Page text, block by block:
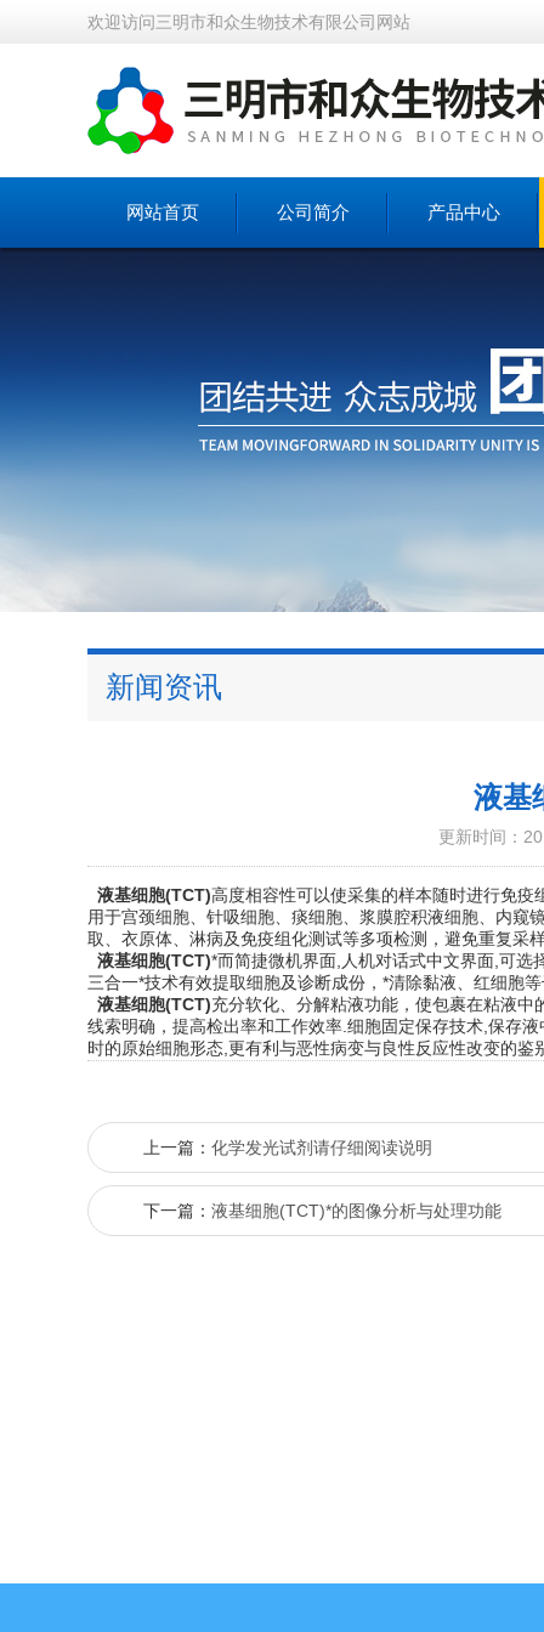
欢迎访问三明市和众生物技术有限公司网站
网站首页 公司简介 产品中心
新闻资讯
液基
更新时间：
液基细胞(TCT)高度相容性可以使采集的样本随时进行免
用于宫颈细胞、针吸细胞、痰细胞、浆膜腔积液细胞、内窥
取、衣原体、淋病及免疫组化测试等多项检测，避免重复采
液基细胞(TCT)*而简捷微机界面,人机对话式中文界面,可选
三合一*技术有效提取细胞及诊断成份，*清除黏液、红细胞
液基细胞(TCT)充分软化、分解粘液功能，使包裹在粘液
线索明确，提高检出率和工作效率.细胞固定保存技术,保存
时的原始细胞形态,更有利与恶性病变与良性反应性改变的
上一篇： 化学发光试剂请仔细阅读说明
下一篇： 液基细胞(TCT)*的图像分析与处理功能